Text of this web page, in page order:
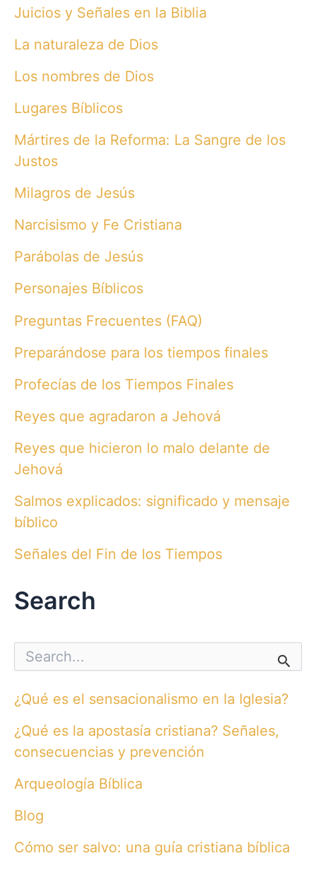
Juicios y Señales en la Biblia
La naturaleza de Dios
Los nombres de Dios
Lugares Bíblicos
Mártires de la Reforma: La Sangre de los
Justos
Milagros de Jesús
Narcisismo y Fe Cristiana
Parábolas de Jesús
Personajes Bíblicos
Preguntas Frecuentes (FAQ)
Preparándose para los tiempos finales
Profecías de los Tiempos Finales
Reyes que agradaron a Jehová
Reyes que hicieron lo malo delante de
Jehová
Salmos explicados: significado y mensaje
bíblico
Señales del Fin de los Tiempos
Search
c
f
o
¿Qué es el sensacionalismo en la Iglesia?
¿Qué es la apostasía cristiana? Señales,
consecuencias y prevención
Arqueología Bíblica
Blog
Cómo ser salvo: una guía cristiana bíblica